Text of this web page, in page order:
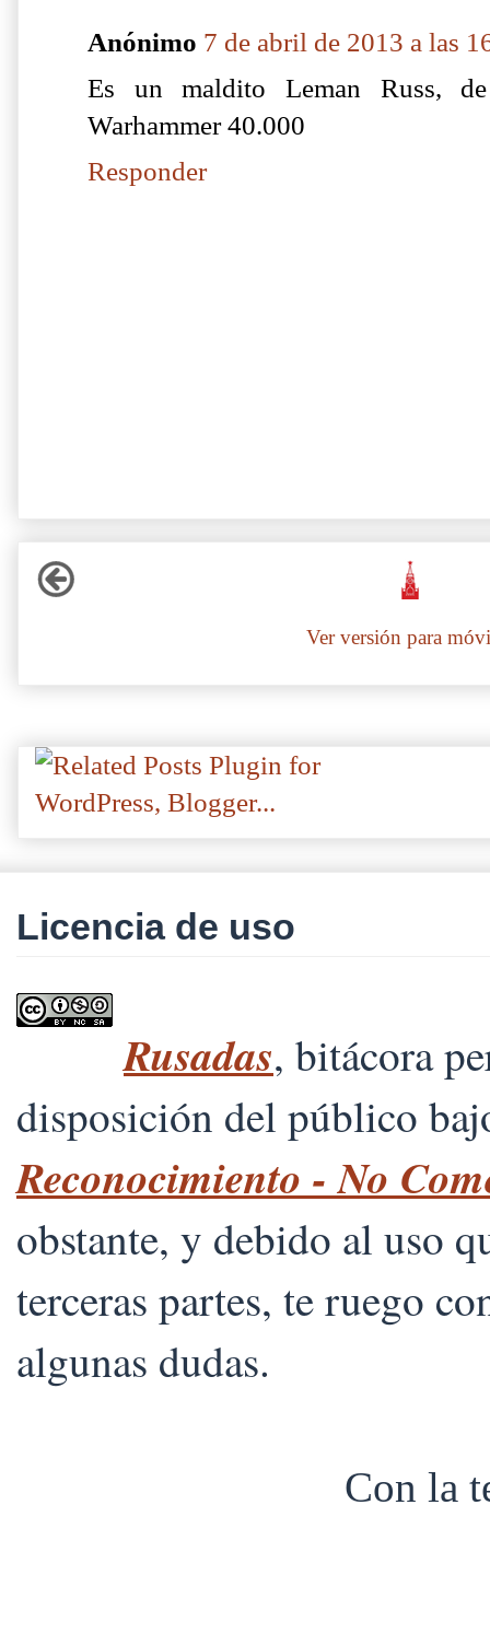
Anónimo 7 de abril de 2013 a las
Es un maldito Leman Russ,
Warhammer 40.000
Responder
Ver versión para
Licencia de uso
Rusadas, bitácora
disposición del público
Reconocimiento - No
obstante, y debido al uso
terceras partes, te ruego
algunas dudas.
Con la